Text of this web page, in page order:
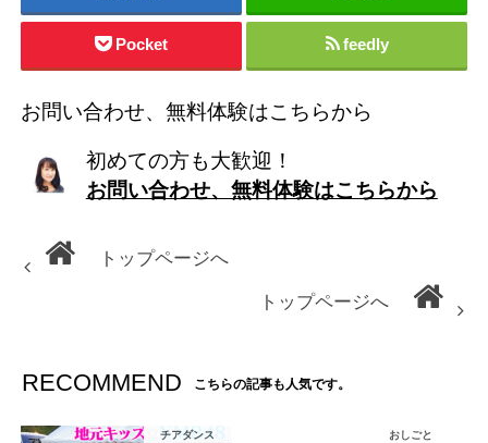
Pocket feedly
お問い合わせ、無料体験はこちらから
初めての方も大歓迎！
お問い合わせ、無料体験はこちらから
トップページへ
トップページへ
RECOMMEND こちらの記事も人気です。
チアダンス おしごと